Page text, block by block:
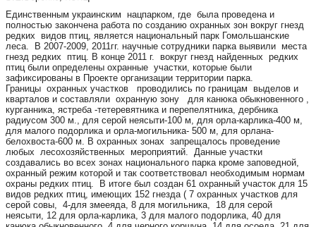
Единственным украинским нацпарком, где была проведена и
полностью закончена работа по созданию охранных зон вокруг гнезд
редких видов птиц, является национальный парк Гомольшанские
леса. В 2007-2009, 2011гг. научные сотрудники парка выявили места
гнезд редких птиц. В конце 2011 г. вокруг гнезд найденных редких
птиц были определены охранные участки, которые были
зафиксированы в Проекте организации территории парка.
Границы охранных участков проводились по границам выделов и
кварталов и составляли охранную зону для канюка обыкновенного ,
курганника, ястреба -тетеревятника и перепелятника, дербника
радиусом 300 м., для серой неясыти-100 м, для орла-карлика-400 м,
для малого подорлика и орла-могильника- 500 м, для орлана-
белохвоста-600 м. В охранных зонах запрещалось проведение
любых лесохозяйственных мероприятий. Данные участки
создавались во всех зонах национального парка кроме заповедной,
охранный режим которой и так соответствовал необходимым нормам
охраны редких птиц. В итоге был создан 61 охранный участок для 15
видов редких птиц, имеющих 152 гнезда ( 7 охранных участков для
серой совы, 4-для змееяда, 8 для могильника, 18 для серой
неясыти, 12 для орла-карлика, 3 для малого подорлика, 40 для